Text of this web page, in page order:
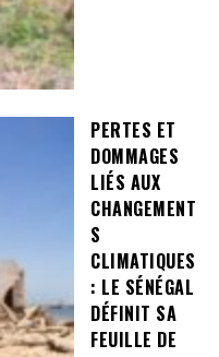
PERTES ET
DOMMAGES
LIÉS AUX
CHANGEMENT
S
CLIMATIQUES
: LE SÉNÉGAL
DÉFINIT SA
FEUILLE DE